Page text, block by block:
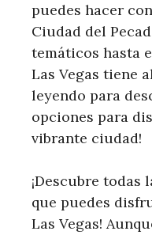
puedes hacer
Ciudad del
temáticos hasta
Las Vegas tiene
leyendo para
opciones para
vibrante ciudad!
¡Descubre todas
que puedes
Las Vegas!